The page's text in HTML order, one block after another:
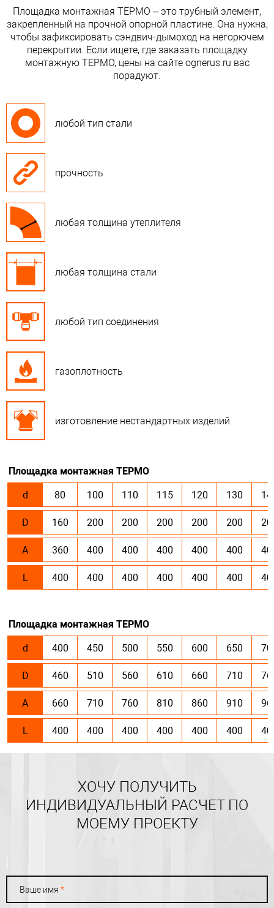
Площадка монтажная ТЕРМО – это трубный элемент,
закрепленный на прочной опорной пластине. Она нужна,
чтобы зафиксировать сэндвич-дымоход на негорючем
перекрытии. Если ищете, где заказать площадку
монтажную ТЕРМО, цены на сайте ognerus.ru вас
порадуют.
любой тип стали
прочность
любая толщина утеплителя
любая толщина стали
любой тип соединения
газоплотность
изготовление нестандартных изделий
Площадка монтажная ТЕРМО
d 80 100 110 115 120 130
D 160 200 200 200 200 200
A 360 400 400 400 400 400
L 400 400 400 400 400 400
Площадка монтажная ТЕРМО
d 400 450 500 550 600 650
D 460 510 560 610 660 710
A 660 710 760 810 860 910
L 400 400 400 400 400 400
ХОЧУ ПОЛУЧИТЬ
ИНДИВИДУАЛЬНЫЙ РАСЧЕТ ПО
МОЕМУ ПРОЕКТУ
Ваше имя *